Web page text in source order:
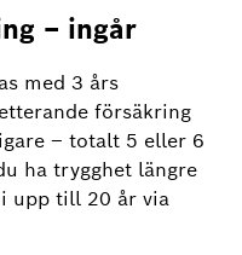
– ingår
med 3 års
försäkring
– totalt 5 eller 6
ha trygghet längre
upp till 20 år via